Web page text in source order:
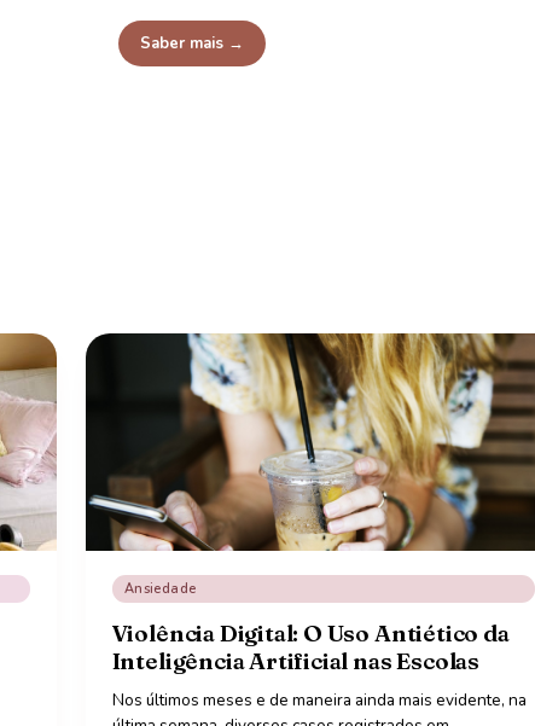
Saber mais →
Ansiedade
Violência Digital: O Uso Antiético da
Inteligência Artificial nas Escolas
Nos últimos meses e de maneira ainda mais evidente, na